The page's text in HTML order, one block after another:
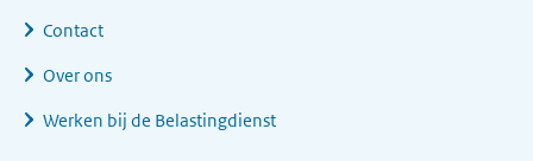
Contact
Over ons
Werken bij de Belastingdienst